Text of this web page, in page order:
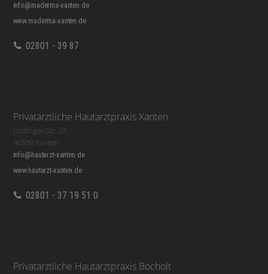
info@maderma-xanten.de
www.maderma-xanten.de
02801 - 39 87
Privatärztliche Hautarztpraxis Xanten
Lüttinger Str. 27
46509 Xanten
info@hautarzt-xanten.de
www.hautarzt-xanten.de
02801 - 37 19 51 0
Privatärztliche Hautarztpraxis Bocholt